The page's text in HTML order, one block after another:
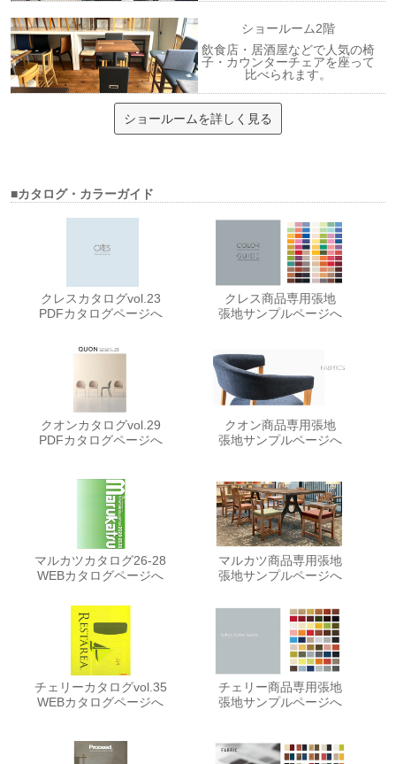
ショールーム2階
飲食店・居酒屋などで人気の椅
子・カウンターチェアを座って
比べられます。
ショールームを詳しく見る
■カタログ・カラーガイド
クレスカタログvol.23
PDFカタログページへ
クレス商品専用張地
張地サンプルページへ
クオンカタログvol.29
PDFカタログページへ
クオン商品専用張地
張地サンプルページへ
マルカツカタログ26-28
WEBカタログページへ
マルカツ商品専用張地
張地サンプルページへ
チェリーカタログvol.35
WEBカタログページへ
チェリー商品専用張地
張地サンプルページへ